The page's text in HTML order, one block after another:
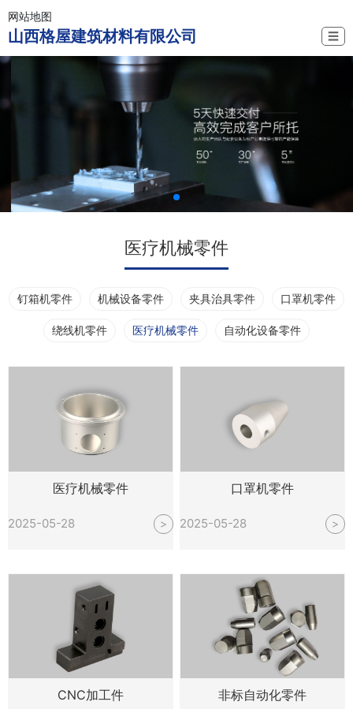
网站地图
山西格屋建筑材料有限公司 ☰
医疗机械零件
钉箱机零件 机械设备零件 夹具治具零件 口罩机零件
绕线机零件 医疗机械零件 自动化设备零件
医疗机械零件
2025-05-28 >
口罩机零件
2025-05-28 >
CNC加工件 非标自动化零件